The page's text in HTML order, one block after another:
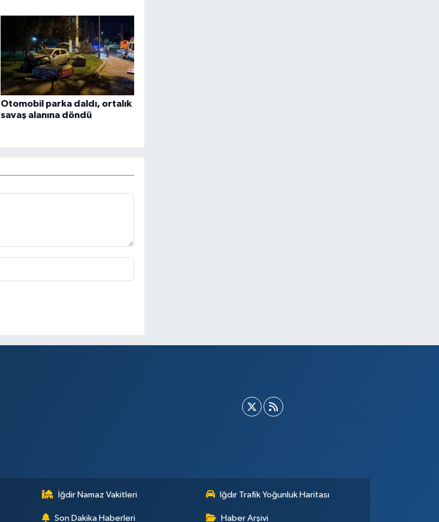
Otomobil parka daldı, ortalık
savaş alanına döndü
İğdir Namaz Vakitleri Iğdır Trafik Yoğunluk Haritası
Son Dakika Haberleri Haber Arşivi